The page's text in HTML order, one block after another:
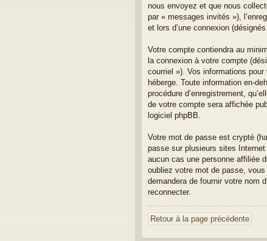
nous envoyez et que nous
par « messages invités »),
et lors d’une connexion
Votre compte contiendra au
la connexion à votre compte
courriel »). Vos informations
héberge. Toute information en-
procédure d’enregistrement,
de votre compte sera affichée
logiciel phpBB.
Votre mot de passe est crypté
passe sur plusieurs sites
aucun cas une personne affiliée
oubliez votre mot de passe,
demandera de fournir votre nom
reconnecter.
Retour à la page précédente